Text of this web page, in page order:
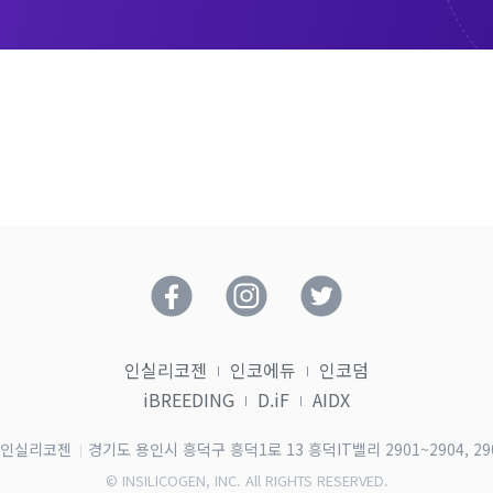
인실리코젠 인코에듀
인코덤
iBREEDING
D.iF AIDX
실리코젠 경기도 용인시 흥덕구 흥덕1로 13 흥덕IT밸리 2901~2904,
© INSILICOGEN, INC. All RIGHTS RESERVED.